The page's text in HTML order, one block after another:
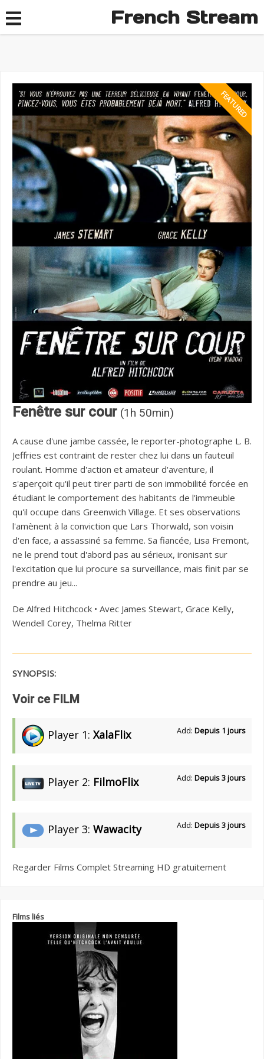
French Stream
Fenêtre sur cour (1h 50min)
A cause d'une jambe cassée, le reporter-photographe L. B.
Jeffries est contraint de rester chez lui dans un fauteuil
roulant. Homme d'action et amateur d'aventure, il
s'aperçoit qu'il peut tirer parti de son immobilité forcée en
étudiant le comportement des habitants de l'immeuble
qu'il occupe dans Greenwich Village. Et ses observations
l'amènent à la conviction que Lars Thorwald, son voisin
d'en face, a assassiné sa femme. Sa fiancée, Lisa Fremont,
ne le prend tout d'abord pas au sérieux, ironisant sur
l'excitation que lui procure sa surveillance, mais finit par se
prendre au jeu...
De Alfred Hitchcock • Avec James Stewart, Grace Kelly,
Wendell Corey, Thelma Ritter
SYNOPSIS:
Voir ce FILM
Player 1: XalaFlix Add: Depuis 1 jours
Player 2: FilmoFlix Add: Depuis 3 jours
Player 3: Wawacity Add: Depuis 3 jours
Regarder Films Complet Streaming HD gratuitement
Films liés